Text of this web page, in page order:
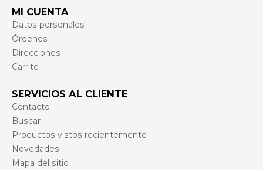
MI CUENTA
Datos personales
Órdenes
Direcciones
Carrito
SERVICIOS AL CLIENTE
Contacto
Buscar
Productos vistos recientemente
Novedades
Mapa del sitio